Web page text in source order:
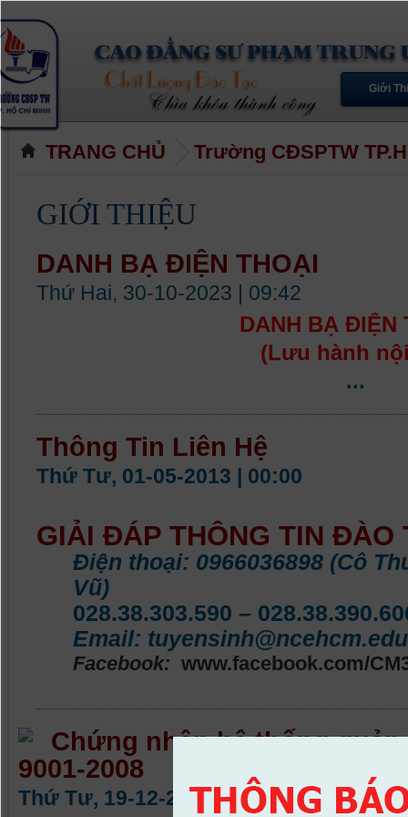
Giới
TRANG CHỦ Trường CĐSPTW
GIỚI THIỆU
DANH BẠ ĐIỆN THOẠI
Thứ Hai, 30-10-2023 | 09:42
DANH BẠ ĐIỆN
(Lưu hành
...
Thông Tin Liên Hệ
Thứ Tư, 01-05-2013 | 00:00
GIẢI ĐÁP THÔNG TIN ĐÀO
Điện thoại: 0966036898 (Cô
Vũ)
028.38.303.590 –
Email:
Facebook: www.facebook.com/
Chứng nhận hệ thống
9001-2008
Thứ Tư, 19-12-2012 | 10:20